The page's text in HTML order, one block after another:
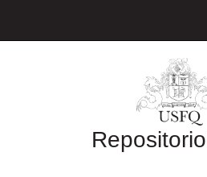
Repositorio